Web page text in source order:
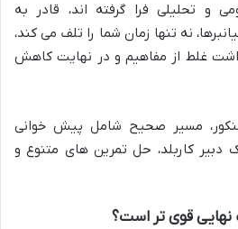
و تحلیلی فرا گرفته اند، قادر به
نه تنها زمان شما را تلف می کند،
غلط از مفاهیم و در نهایت کاهش
مسیر صحیح شامل پیش خوانی
دبیر کاربلد، حل تمرین های متنوع و
نهایی قوی تر است؟